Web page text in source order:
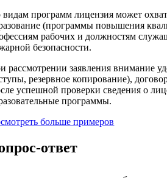
программ лицензия может
(программы повышения
рабочих и должностям
безопасности.
рассмотрении заявления внимание
резервное копирование),
успешной проверки сведения о
программы.
больше примеров
ответ